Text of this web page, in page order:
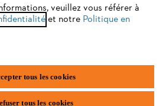
Utilisation des cookies
117, 2870 Puurs-Sint-Amands,
nous vous recommandons de passer à
:
chrome
edge
veuillez vous référer à
et notre Politique en
tous les cookies
tous les cookies